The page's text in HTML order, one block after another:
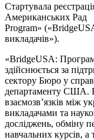
Стартувала
Американських Рад
Program»
викладачів»).
«BridgeUSA:
здійснюється за
сектору Бюро у
департаменту США.
взаємозв’язків між
викладачами та
досліджень, обміну
навчальних курсів,